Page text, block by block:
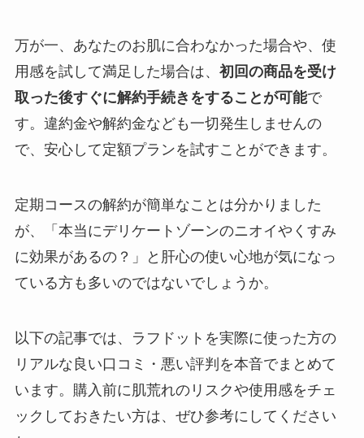
万が一、あなたのお肌に合わなかった場合や、使
用感を試して満足した場合は、 初回の商品を受け
取った後すぐに解約手続きをすることが可能で
す。違約金や解約金なども一切発生しませんの
で、安心して定額プランを試すことができます。
定期コースの解約が簡単なことは分かりました
が、「本当にデリケートゾーンのニオイやくすみ
に効果があるの？」と肝心の使い心地が気になっ
ている方も多いのではないでしょうか。
以下の記事では、ラフドットを実際に使った方の
リアルな良い口コミ・悪い評判を本音でまとめて
います。購入前に肌荒れのリスクや使用感をチェ
ックしておきたい方は、ぜひ参考にしてください